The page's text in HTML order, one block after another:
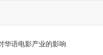
华语电影产业的影响